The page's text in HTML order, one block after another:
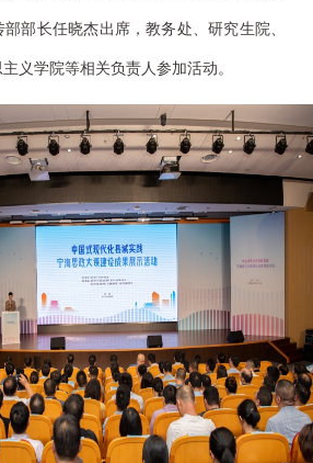
部长任晓杰出席，教务处、研究生院、
义学院等相关负责人参加活动。